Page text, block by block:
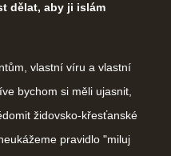
dělat, aby ji islám
vlastní víru a vlastní
bychom si měli ujasnit,
židovsko-křesťanské
pravidlo "miluj